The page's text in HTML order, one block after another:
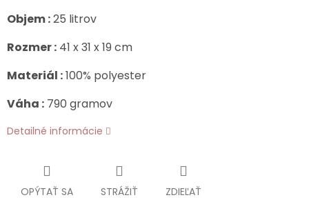
Objem :25 litrov
Rozmer : 41 x 31 x 19 cm
Materiál :100% polyester
Váha : 790 gramov
Detailné informácie
OPÝTAŤ SA STRÁŽIŤ ZDIEĽAŤ